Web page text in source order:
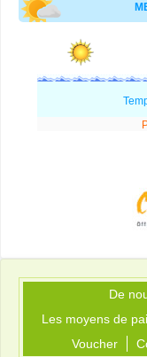
De
Les moyens de
Voucher